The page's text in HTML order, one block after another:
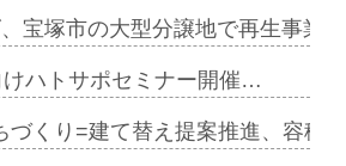
宝塚市の大型分譲地で再生事業
ハトサポセミナー開催…
づくり=建て替え提案推進、容積